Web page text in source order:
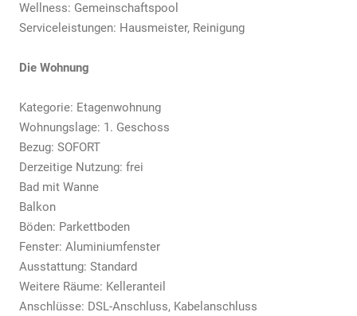
Wellness: Gemeinschaftspool
Serviceleistungen: Hausmeister, Reinigung
Die Wohnung
Kategorie: Etagenwohnung
Wohnungslage: 1. Geschoss
Bezug: SOFORT
Derzeitige Nutzung: frei
Bad mit Wanne
Balkon
Böden: Parkettboden
Fenster: Aluminiumfenster
Ausstattung: Standard
Weitere Räume: Kelleranteil
Anschlüsse: DSL-Anschluss, Kabelanschluss